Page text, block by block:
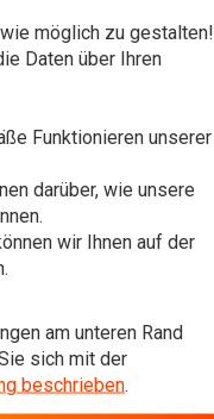
möglich zu gestalten!
Daten über Ihren
Funktionieren unserer
darüber, wie unsere
wir Ihnen auf der
am unteren Rand
sich mit der
beschrieben.